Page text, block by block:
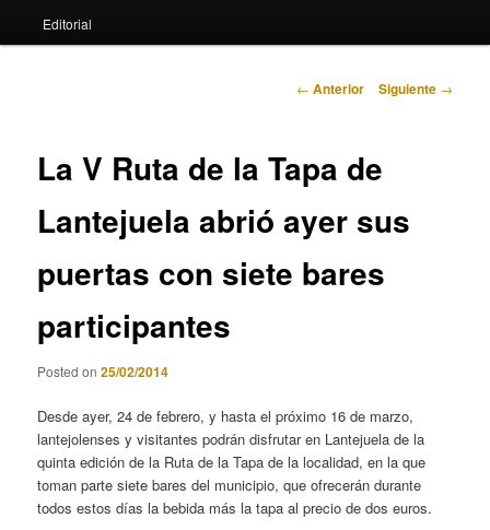
Editorial
Navegación
← Anterior Siguiente →
La V Ruta de la Tapa de
Lantejuela abrió ayer sus
puertas con siete bares
participantes
Posted on25/02/2014
Desde ayer, 24 de febrero, y hasta el próximo 16 de marzo,
lantejolenses y visitantes podrán disfrutar en Lantejuela de la
quinta edición de la Ruta de la Tapa de la localidad, en la que
toman parte siete bares del municipio, que ofrecerán durante
todos estos días la bebida más la tapa al precio de dos euros.